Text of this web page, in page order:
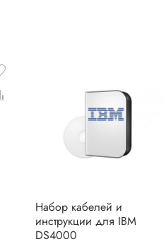
Набор кабелей и
инструкции для IBM
DS4000